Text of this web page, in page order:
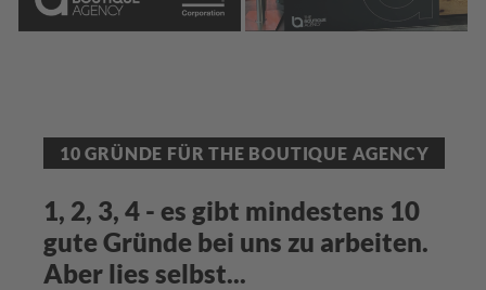
10 GRÜNDE FÜR THE BOUTIQUE AGENCY
1, 2, 3, 4 - es gibt mindestens 10
gute Gründe bei uns zu arbeiten.
Aber lies selbst...